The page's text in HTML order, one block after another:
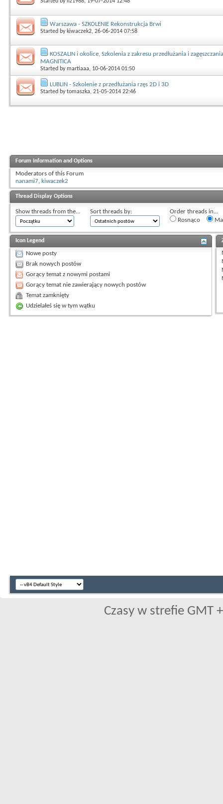
Warszawa - SZKOLENIE Rekonstrukcja Brwi
Started by kiwaczek2, 26-06-2014 07:58
KOSZALIN i okolice, Szkolenia z zakresu przedłużania i
MAGNITICA
Started bymartiaaa, 10-06-2014 01:50
LUBLIN - Szkolenie z przedłużania rzęs 2D i 3D
Started bytomaszka, 21-05-2014 22:46
Forum Information and Options
Moderators of this Forum
nanami7, kiwaczek2
Thread Display Options
Show threads from the... Sort threads by:
Order threads in...
Rosnąco
Icon Legend
Nowe posty
Brak nowych postów
Gorący temat z nowymi postami
Gorący temat nie zawierający nowych postów
Temat zamknięty
Udzielałeś się w tym wątku
Czasy w strefie GMT